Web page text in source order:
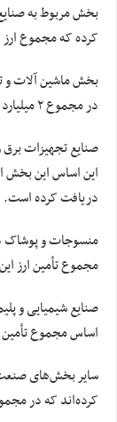
کرده که مجموع ارز دریافتی
در مجموع ۲ میلیارد و ۷۹۲ میلیون دلار ارز نیمایی و ارز واردات در مقابل صادرات دریافت کرده است.
دریافت کرده است.
مجموع تأمین ارز این بخش از
اساس مجموع تأمین ارز این بخش
کرده‌اند که در مجموع تأمین ارز این